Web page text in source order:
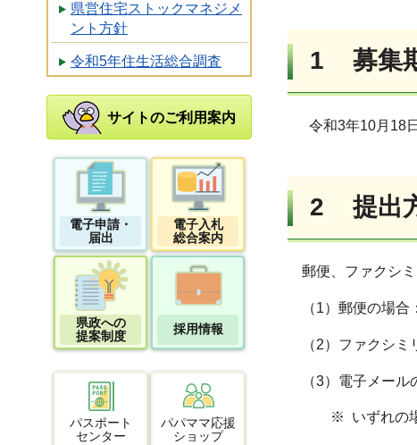
県営住宅ストックマネジメ
ント方針
令和5年住生活総合調査
サイトのご利用案内
電子申請・
届出
電子入札
総合案内
県政への
提案制度
採用情報
パスポート
センター
パパママ応援
ショップ
1 募集
令和3年10月18日
2 提出
郵便、ファクシミ
（1）郵便の場合
（2）ファクシミ
（3）電子メール
※ いずれの